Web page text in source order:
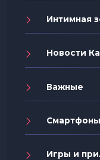
Интимная
Новости
Важные
Игры и